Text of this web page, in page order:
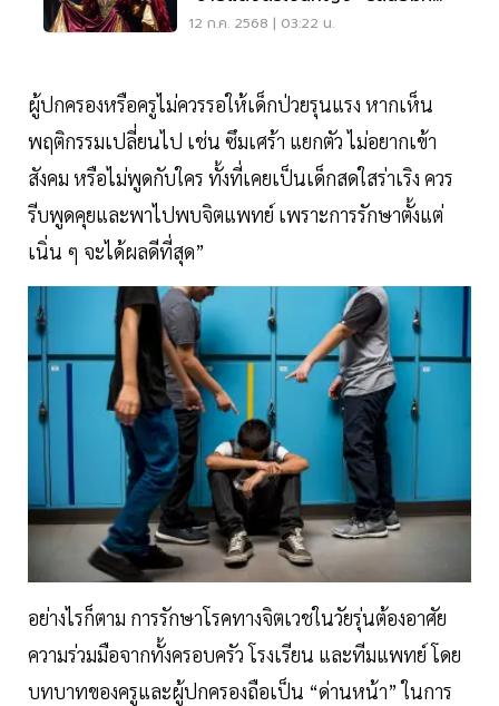
ไม่ใช่โรคทางจิตเวช
12 ก.ค. 2568 | 03:22 น.
ผู้ปกครองหรือครูไม่ควรรอให้เด็กป่วยรุนแรง หากเห็น
พฤติกรรมเปลี่ยนไป เช่น ซึมเศร้า แยกตัว ไม่อยากเข้า
สังคม หรือไม่พูดกับใคร ทั้งที่เคยเป็นเด็กสดใสร่าเริง ควร
รีบพูดคุยและพาไปพบจิตแพทย์ เพราะการรักษาตั้งแต่
เนิ่น ๆ จะได้ผลดีที่สุด”
อย่างไรก็ตาม การรักษาโรคทางจิตเวชในวัยรุ่นต้องอาศัย
ความร่วมมือจากทั้งครอบครัว โรงเรียน และทีมแพทย์ โดย
บทบาทของครูและผู้ปกครองถือเป็น “ด่านหน้า” ในการ